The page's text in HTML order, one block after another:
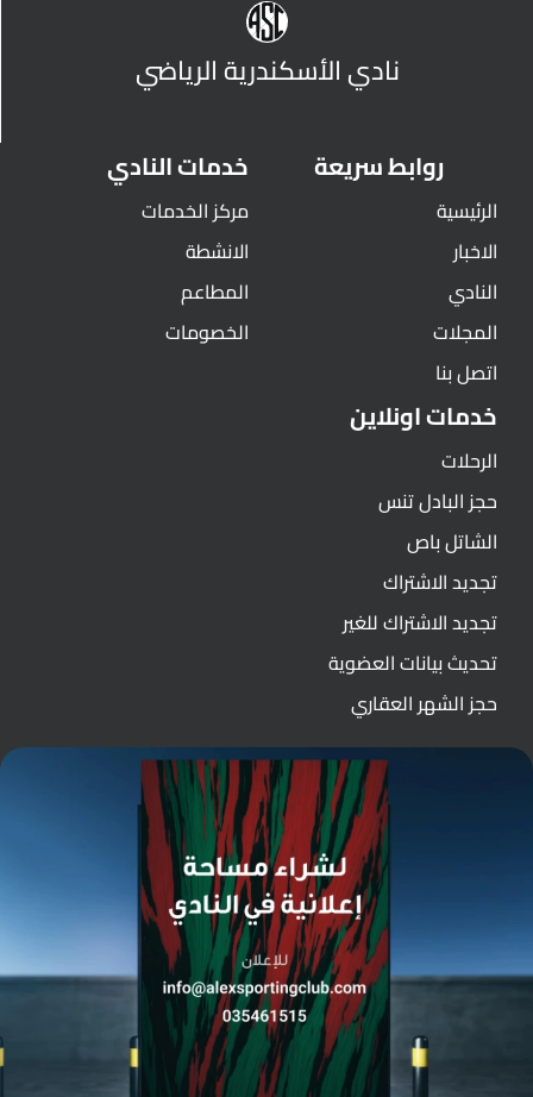
نادي الأسكندرية الرياضي
روابط سريعة
الرئيسية
الاخبار
النادي
المجلات
اتصل بنا
خدمات النادي
مركز الخدمات
الانشطة
المطاعم
الخصومات
خدمات اونلاين
الرحلات
حجز البادل تنس
الشاتل باص
تجديد الاشتراك
تجديد الاشتراك للغير
تحديث بيانات العضوية
حجز الشهر العقاري